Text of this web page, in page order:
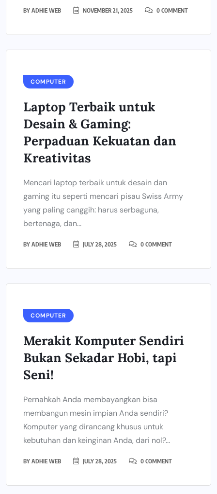
BY ADHIE WEB NOVEMBER 21, 2025 0 COMMENT
COMPUTER
Laptop Terbaik untuk
Desain & Gaming:
Perpaduan Kekuatan dan
Kreativitas
Mencari laptop terbaik untuk desain dan
gaming itu seperti mencari pisau Swiss Army
yang paling canggih: harus serbaguna,
bertenaga, dan...
BY ADHIE WEB JULY 28, 2025 0 COMMENT
COMPUTER
Merakit Komputer Sendiri
Bukan Sekadar Hobi, tapi
Seni!
Pernahkah Anda membayangkan bisa
membangun mesin impian Anda sendiri?
Komputer yang dirancang khusus untuk
kebutuhan dan keinginan Anda, dari nol?...
BY ADHIE WEB JULY 28, 2025 0 COMMENT